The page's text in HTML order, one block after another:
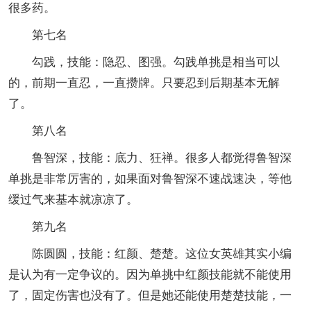
很多药。
第七名
勾践，技能：隐忍、图强。勾践单挑是相当可以
的，前期一直忍，一直攒牌。只要忍到后期基本无解
了。
第八名
鲁智深，技能：底力、狂禅。很多人都觉得鲁智深
单挑是非常厉害的，如果面对鲁智深不速战速决，等他
缓过气来基本就凉凉了。
第九名
陈圆圆，技能：红颜、楚楚。这位女英雄其实小编
是认为有一定争议的。因为单挑中红颜技能就不能使用
了，固定伤害也没有了。但是她还能使用楚楚技能，一